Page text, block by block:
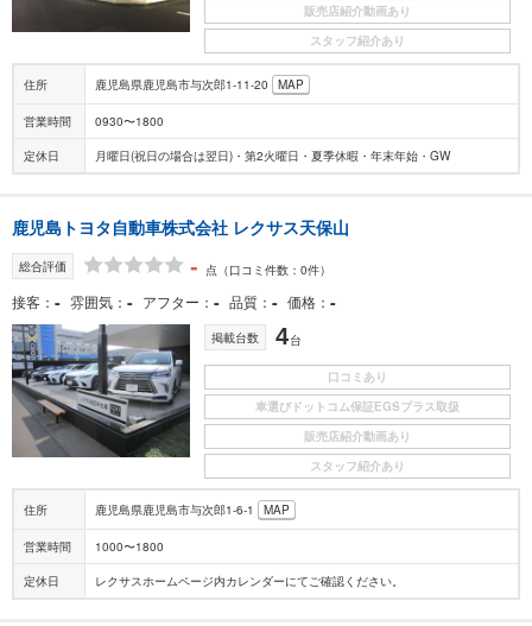
販売店紹介動画あり
スタッフ紹介あり
住所 鹿児島県鹿児島市与次郎1-11-20 MAP
営業時間 0930〜1800
定休日 月曜日(祝日の場合は翌日)・第2火曜日・夏季休暇・年末年始・GW
鹿児島トヨタ自動車株式会社 レクサス天保山
総合評価 - 点 （口コミ件数：0件）
接客 - 雰囲気 - アフター - 品質 - 価格 -
掲載台数 4台
口コミあり
車選びドットコム保証EGSプラス取扱
販売店紹介動画あり
スタッフ紹介あり
住所 鹿児島県鹿児島市与次郎1-6-1 MAP
営業時間 1000〜1800
定休日 レクサスホームページ内カレンダーにてご確認ください。